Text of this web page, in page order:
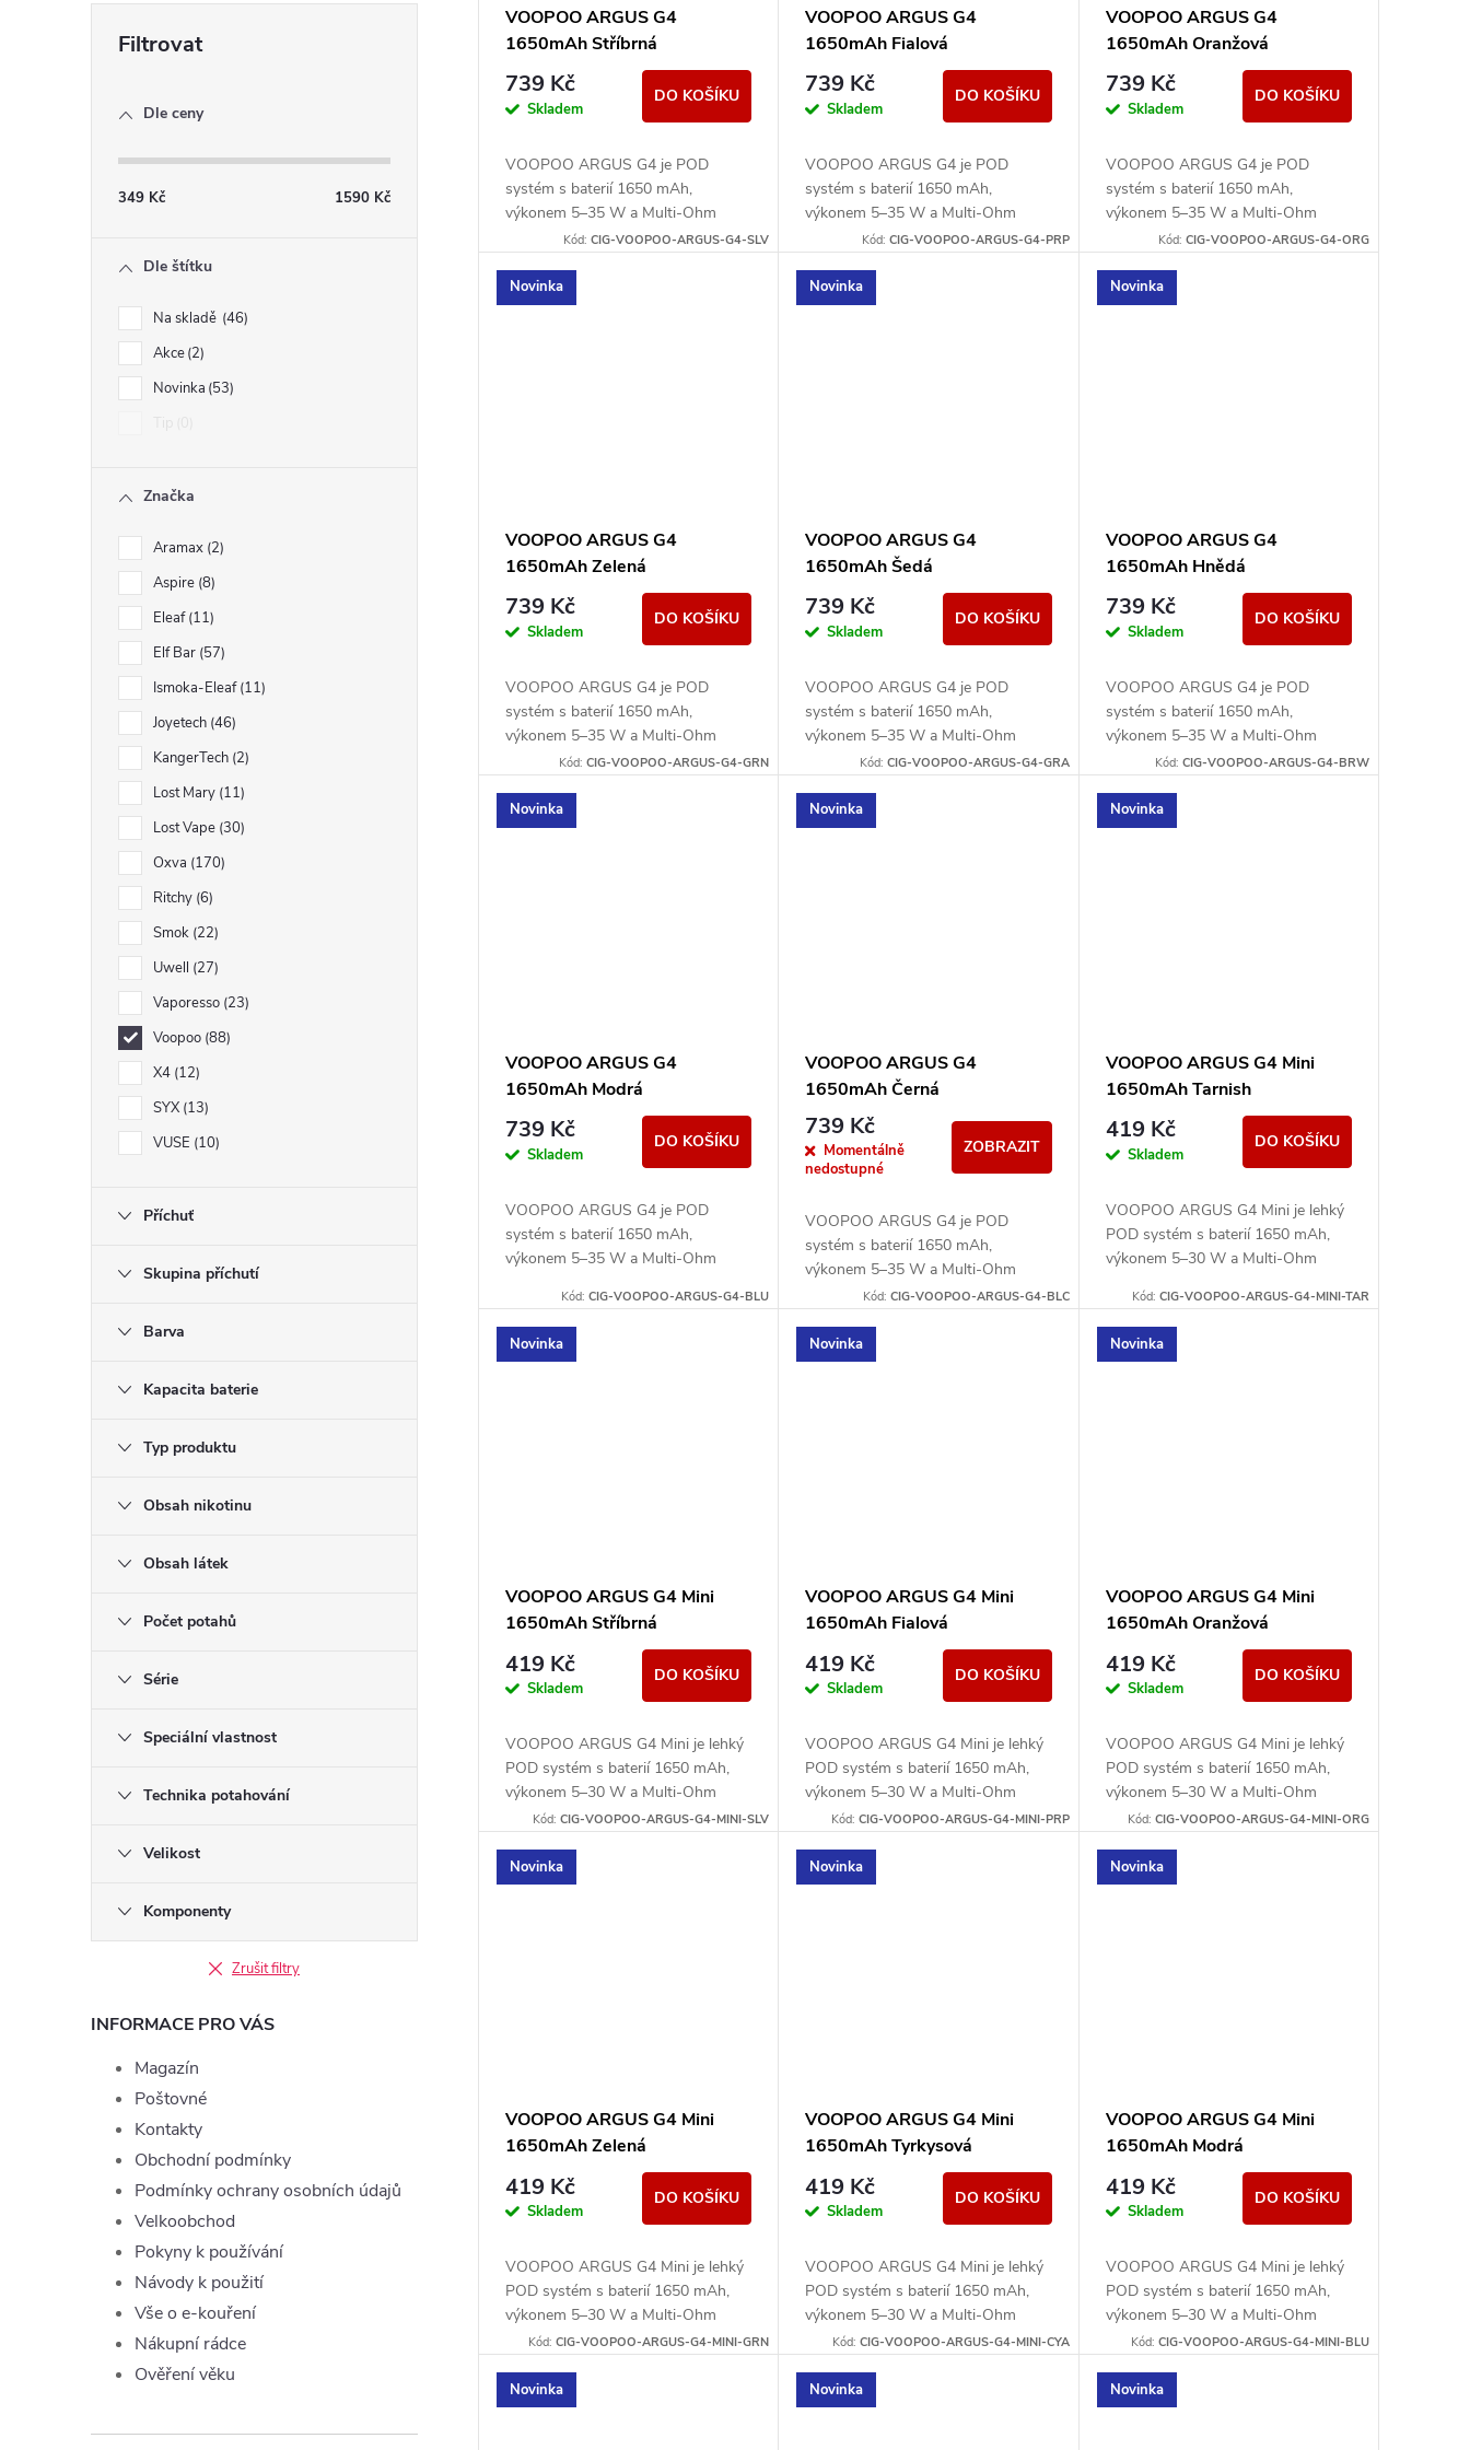
Dle ceny
349 Kč 1590 Kč
Dle štítku
Na skladě 46
Akce 2
Novinka 53
Značka
Aramax 2
Aspire 8
Eleaf 11
Elf Bar 57
Ismoka-Eleaf 11
Joyetech 46
KangerTech 2
Lost Mary 11
Lost Vape 30
Oxva 170
Ritchy 6
Smok 22
Uwell 27
Vaporesso 23
Voopoo 88
X4 12
SYX 13
VUSE 10
Příchuť
Skupina příchutí
Barva
Kapacita baterie
Typ produktu
Obsah nikotinu
Obsah látek
Počet potahů
Série
Speciální vlastnost
Technika potahování
Velikost
Komponenty
Zrušit filtry
INFORMACE PRO VÁS
Magazín
Poštovné
Kontakty
Obchodní podmínky
Podmínky ochrany osobních údajů
Velkoobchod
Pokyny k používání
Návody k použití
Vše o e-kouření
Nákupní rádce
Ověření věku
u
k
VOOPOO ARGUS G4
1650mAh Stříbrná
739 Kč
Skladem
DO KOŠÍKU
VOOPOO ARGUS G4 je POD
systém s baterií 1650 mAh,
výkonem 5–35 W a Multi-Ohm
cartridgí 0,4/0,7/1,0 ohm. Nabízí
Kód:CIG-VOOPOO-ARGUS-G4-SLV
VOOPOO ARGUS G4
1650mAh Fialová
739 Kč
Skladem
DO KOŠÍKU
VOOPOO ARGUS G4 je POD
systém s baterií 1650 mAh,
výkonem 5–35 W a Multi-Ohm
cartridgí 0,4/0,7/1,0 ohm. Nabízí
Kód: CIG-VOOPOO-ARGUS-G4-PRP
VOOPOO ARGUS G4
1650mAh Oranžová
739 Kč
Skladem
DO KOŠÍKU
VOOPOO ARGUS G4 je POD
systém s baterií 1650 mAh,
výkonem 5–35 W a Multi-Ohm
cartridgí 0,4/0,7/1,0 ohm. Nabízí
Kód: CIG-VOOPOO-ARGUS-G4-ORG
Novinka
VOOPOO ARGUS G4
1650mAh Zelená
739 Kč
Skladem
DO KOŠÍKU
VOOPOO ARGUS G4 je POD
systém s baterií 1650 mAh,
výkonem 5–35 W a Multi-Ohm
cartridgí 0,4/0,7/1,0 ohm. Nabízí
Kód:CIG-VOOPOO-ARGUS-G4-GRN
Novinka
VOOPOO ARGUS G4
1650mAh Šedá
739 Kč
Skladem
DO KOŠÍKU
VOOPOO ARGUS G4 je POD
systém s baterií 1650 mAh,
výkonem 5–35 W a Multi-Ohm
cartridgí 0,4/0,7/1,0 ohm. Nabízí
Kód: CIG-VOOPOO-ARGUS-G4-GRA
Novinka
VOOPOO ARGUS G4
1650mAh Hnědá
739 Kč
Skladem
DO KOŠÍKU
VOOPOO ARGUS G4 je POD
systém s baterií 1650 mAh,
výkonem 5–35 W a Multi-Ohm
cartridgí 0,4/0,7/1,0 ohm. Nabízí
Kód: CIG-VOOPOO-ARGUS-G4-BRW
Novinka
VOOPOO ARGUS G4
1650mAh Modrá
739 Kč
Skladem
DO KOŠÍKU
VOOPOO ARGUS G4 je POD
systém s baterií 1650 mAh,
výkonem 5–35 W a Multi-Ohm
displej, airflow a MTL/RDL potah.
Kód:CIG-VOOPOO-ARGUS-G4-BLU
Novinka
VOOPOO ARGUS G4
1650mAh Černá
739 Kč
Momentálně
nedostupné
ZOBRAZIT
VOOPOO ARGUS G4 je POD
systém s baterií 1650 mAh,
výkonem 5–35 W a Multi-Ohm
cartridgí 0,4/0,7/1,0 ohm. Nabízí
Kód: CIG-VOOPOO-ARGUS-G4-BLC
Novinka
VOOPOO ARGUS G4 Mini
1650mAh Tarnish
419 Kč
Skladem
DO KOŠÍKU
VOOPOO ARGUS G4 Mini je lehký
POD systém s baterií 1650 mAh,
výkonem 5–30 W a Multi-Ohm
volnější RDL potah.
Kód: CIG-VOOPOO-ARGUS-G4-MINI-TAR
Novinka
VOOPOO ARGUS G4 Mini
1650mAh Stříbrná
419 Kč
Skladem
DO KOŠÍKU
VOOPOO ARGUS G4 Mini je lehký
POD systém s baterií 1650 mAh,
výkonem 5–30 W a Multi-Ohm
cartridgí 0,7/1,0 ohm pro MTL i
Kód:CIG-VOOPOO-ARGUS-G4-MINI-SLV
Novinka
VOOPOO ARGUS G4 Mini
1650mAh Fialová
419 Kč
Skladem
DO KOŠÍKU
VOOPOO ARGUS G4 Mini je lehký
POD systém s baterií 1650 mAh,
výkonem 5–30 W a Multi-Ohm
cartridgí 0,7/1,0 ohm pro MTL i
Kód: CIG-VOOPOO-ARGUS-G4-MINI-PRP
Novinka
VOOPOO ARGUS G4 Mini
1650mAh Oranžová
419 Kč
Skladem
DO KOŠÍKU
VOOPOO ARGUS G4 Mini je lehký
POD systém s baterií 1650 mAh,
výkonem 5–30 W a Multi-Ohm
cartridgí 0,7/1,0 ohm pro MTL i
Kód: CIG-VOOPOO-ARGUS-G4-MINI-ORG
Novinka
VOOPOO ARGUS G4 Mini
1650mAh Zelená
419 Kč
Skladem
DO KOŠÍKU
VOOPOO ARGUS G4 Mini je lehký
POD systém s baterií 1650 mAh,
výkonem 5–30 W a Multi-Ohm
cartridgí 0,7/1,0 ohm pro MTL i
Kód:CIG-VOOPOO-ARGUS-G4-MINI-GRN
Novinka
VOOPOO ARGUS G4 Mini
1650mAh Tyrkysová
419 Kč
Skladem
DO KOŠÍKU
VOOPOO ARGUS G4 Mini je lehký
POD systém s baterií 1650 mAh,
výkonem 5–30 W a Multi-Ohm
cartridgí 0,7/1,0 ohm pro MTL i
Kód: CIG-VOOPOO-ARGUS-G4-MINI-CYA
Novinka
VOOPOO ARGUS G4 Mini
1650mAh Modrá
419 Kč
Skladem
DO KOŠÍKU
VOOPOO ARGUS G4 Mini je lehký
POD systém s baterií 1650 mAh,
výkonem 5–30 W a Multi-Ohm
cartridgí 0,7/1,0 ohm pro MTL i
Kód: CIG-VOOPOO-ARGUS-G4-MINI-BLU
Novinka Novinka Novinka